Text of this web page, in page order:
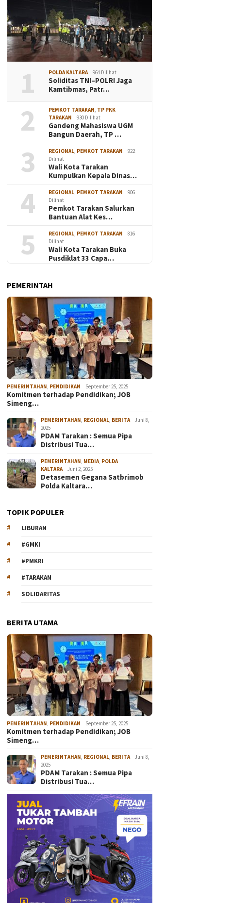
1 POLDA KALTARA 964 Dilihat
Soliditas TNI–POLRI Jaga
Kamtibmas, Patr…
2 PEMKOT TARAKAN TP PKK
TARAKAN
930 Dilihat
Gandeng Mahasiswa UGM
Bangun Daerah, TP …
3 REGIONAL PEMKOT TARAKAN
922
Dilihat
Wali Kota Tarakan
Kumpulkan Kepala Dinas…
4 REGIONAL PEMKOT TARAKAN
906
Dilihat
Pemkot Tarakan Salurkan
Bantuan Alat Kes…
5 REGIONAL PEMKOT TARAKAN
816
Dilihat
Wali Kota Tarakan Buka
Pusdiklat 33 Capa…
PEMERINTAH
PEMERINTAHAN PENDIDIKAN September 25, 2025
Komitmen terhadap Pendidikan; JOB
Simeng…
PEMERINTAHAN REGIONAL BERITA
Juni 8,
2025
PDAM Tarakan : Semua Pipa
Distribusi Tua…
PEMERINTAHAN MEDIA POLDA
KALTARA
Juni 2, 2025
Detasemen Gegana Satbrimob
Polda Kaltara…
TOPIK POPULER
LIBURAN
#GMKI
#PMKRI
#TARAKAN
SOLIDARITAS
BERITA UTAMA
PEMERINTAHAN, PENDIDIKAN September 25, 2025
Komitmen terhadap Pendidikan; JOB
Simeng…
PEMERINTAHAN, REGIONAL, BERITA
Juni 8,
2025
PDAM Tarakan : Semua Pipa
Distribusi Tua…